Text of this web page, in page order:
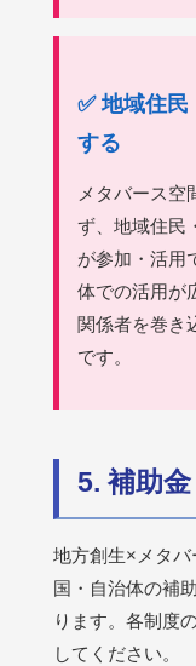
✅ 地域住
する
メタバース空
ず、地域住民
が参加・活用
体での活用が
関係者を巻き
です。
5. 補助
地方創生×メタ
国・自治体の補
ります。各制度
してください。